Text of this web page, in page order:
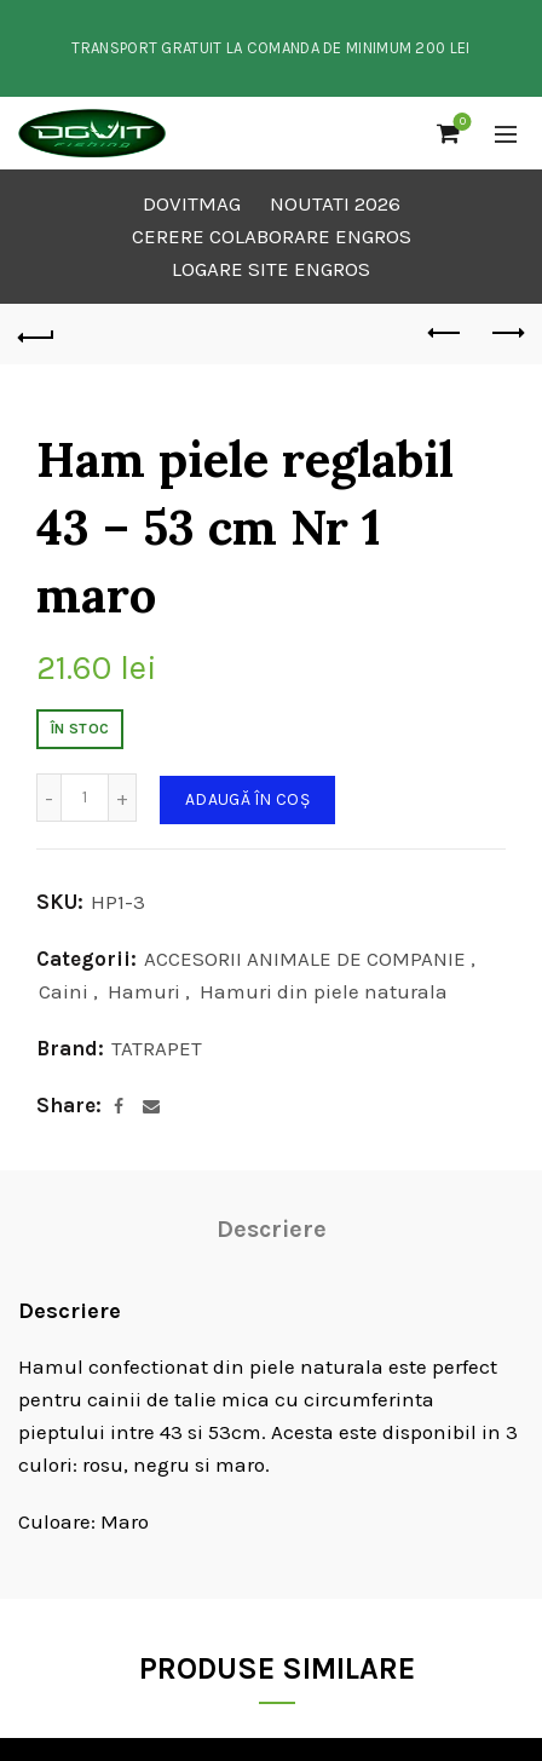
TRANSPORT GRATUIT LA COMANDA DE MINIMUM 200 LEI
0
DOVITMAG
NOUTATI 2026
CERERE COLABORARE ENGROS
LOGARE SITE ENGROS
Ham piele reglabil
43 – 53 cm Nr 1
maro
21.60 lei
ÎN STOC
ADAUGĂ ÎN COȘ
SKU: HP1-3
Categorii: ACCESORII ANIMALE DE COMPANIE ,
Caini , Hamuri , Hamuri din piele naturala
Brand: TATRAPET
Share
Descriere
Descriere
Hamul confectionat din piele naturala este perfect
pentru cainii de talie mica cu circumferinta
pieptului intre 43 si 53cm. Acesta este disponibil in 3
culori: rosu, negru si maro.
Culoare: Maro
PRODUSE SIMILARE